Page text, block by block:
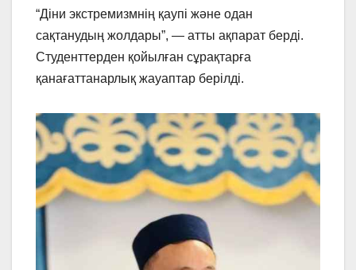
“Діни экстремизмнің қаупі және одан
сақтанудың жолдары”, — атты ақпарат берді.
Студенттерден қойылған сұрақтарға
қанағаттанарлық жауаптар берілді.